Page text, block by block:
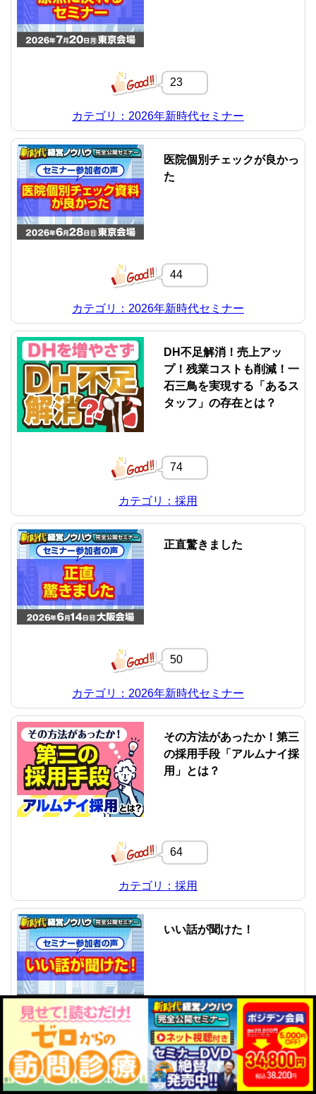
23
カテゴリ：2026年新時代セミナー
医院個別チェックが良かっ
た
44
カテゴリ：2026年新時代セミナー
DH不足解消！売上アッ
プ！残業コストも削減！一
石三鳥を実現する「あるス
タッフ」の存在とは？
74
カテゴリ：採用
正直驚きました
50
カテゴリ：2026年新時代セミナー
その方法があったか！第三
の採用手段「アルムナイ採
用」とは？
64
カテゴリ：採用
いい話が聞けた！
62
カテゴリ：2026年新時代セミナー